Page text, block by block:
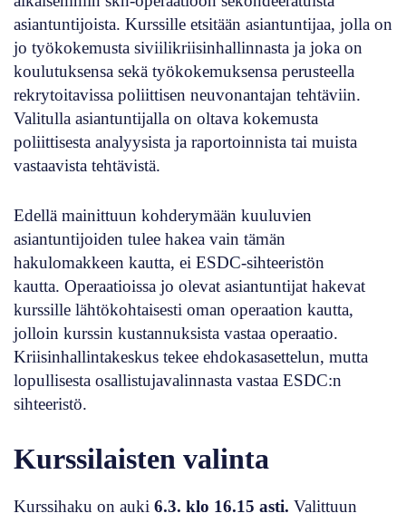
asiantuntijoista. Kurssille etsitään asiantuntijaa, jolla on
jo työkokemusta siviilikriisinhallinnasta ja joka on
koulutuksensa sekä työkokemuksensa perusteella
rekrytoitavissa poliittisen neuvonantajan tehtäviin.
Valitulla asiantuntijalla on oltava kokemusta
poliittisesta analyysista ja raportoinnista tai muista
vastaavista tehtävistä.
Edellä mainittuun kohderymään kuuluvien
asiantuntijoiden tulee hakea vain tämän
hakulomakkeen kautta, ei ESDC-sihteeristön
kautta. Operaatioissa jo olevat asiantuntijat hakevat
kurssille lähtökohtaisesti oman operaation kautta,
jolloin kurssin kustannuksista vastaa operaatio.
Kriisinhallintakeskus tekee ehdokasasettelun, mutta
lopullisesta osallistujavalinnasta vastaa ESDC:n
sihteeristö.
Kurssilaisten valinta
Kurssihaku on auki 6.3. klo 16.15 asti. Valittuun